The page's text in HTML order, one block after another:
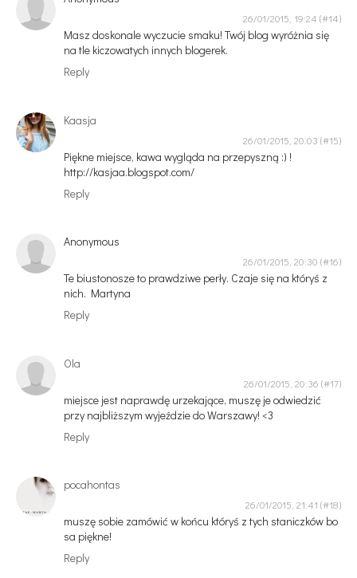
26/01/2015, 19:24
Masz doskonale wyczucie smaku! Twój blog wyróżnia się
na tle kiczowatych innych blogerek.
Reply
Kaasja
26/01/2015, 20:03
Piękne miejsce, kawa wygląda na przepyszną :) !
http://kasjaa.blogspot.com/
Reply
Anonymous
26/01/2015, 20:30
Te biustonosze to prawdziwe perły. Czaje się na któryś z
nich. Martyna
Reply
Ola
26/01/2015, 20:36
miejsce jest naprawdę urzekające, muszę je odwiedzić
przy najbliższym wyjeździe do Warszawy! <3
Reply
pocahontas
26/01/2015, 21:41
muszę sobie zamówić w końcu któryś z tych staniczków bo
sa piękne!
Reply